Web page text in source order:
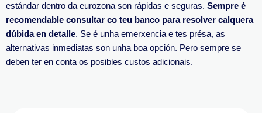
estándar dentro da eurozona son rápidas e seguras. Sempre é
recomendable consultar co teu banco para resolver calquera
dúbida en detalle. Se é unha emerxencia e tes présa, as
alternativas inmediatas son unha boa opción. Pero sempre se
deben ter en conta os posibles custos adicionais.